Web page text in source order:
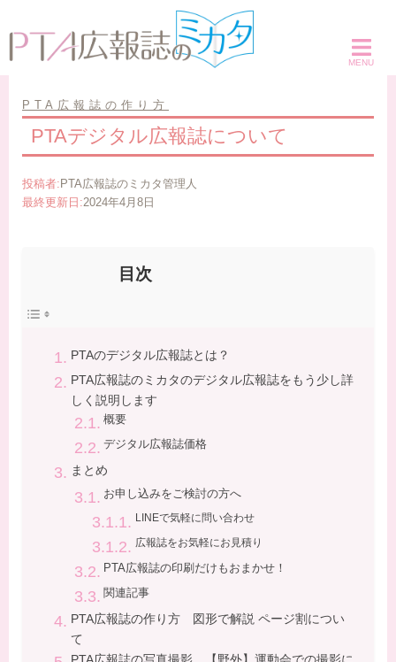
ン
ン
PTA広報誌の作り方
PTAデジタル広報誌について
投稿者: PTA広報誌のミカタ管理人
最終更新日:2024年4月8日
目次
PTAのデジタル広報誌とは？
PTA広報誌のミカタのデジタル広報誌をもう少し詳
しく説明します
概要
デジタル広報誌価格
まとめ
お申し込みをご検討の方へ
LINEで気軽に問い合わせ
広報誌をお気軽にお見積り
PTA広報誌の印刷だけもおまかせ！
関連記事
PTA広報誌の作り方 図形で解説 ページ割につい
て